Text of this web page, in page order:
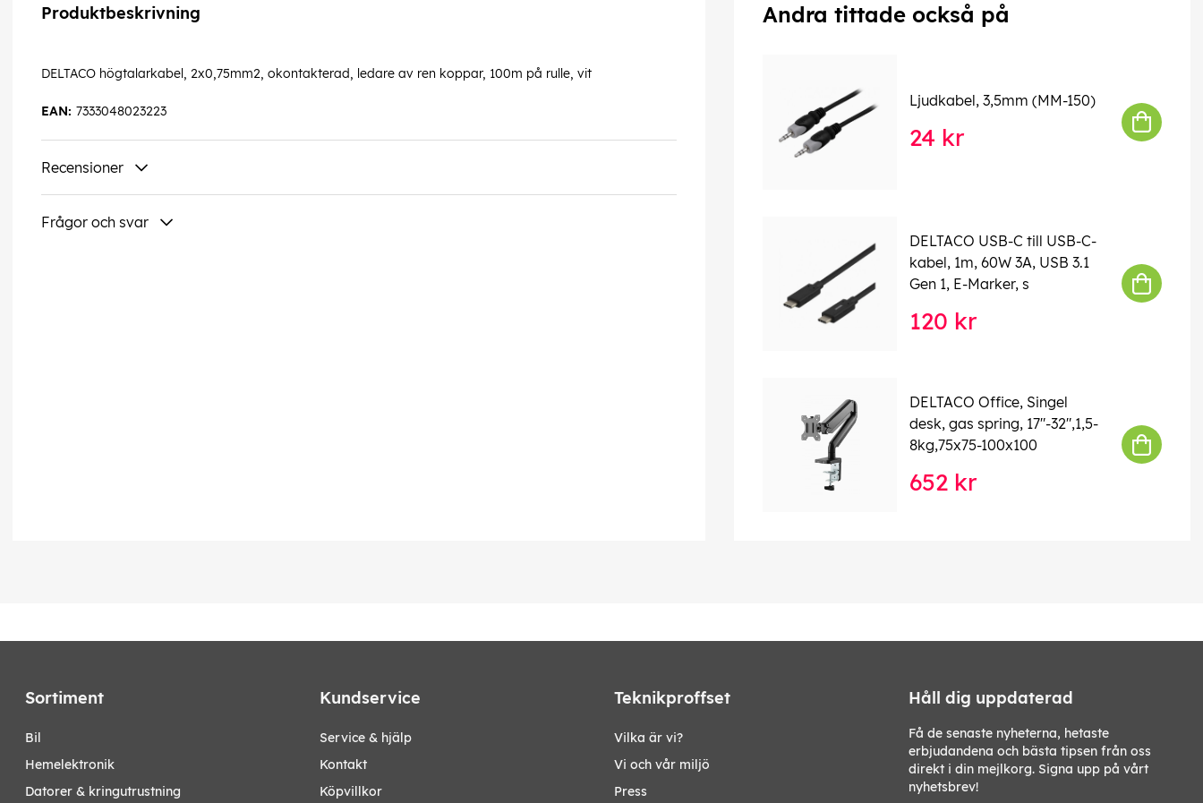
Produktbeskrivning
DELTACO högtalarkabel, 2x0,75mm2, okontakterad, ledare av ren koppar, 100m på rulle, vit
7333048023223
EAN:
Recensioner
Frågor och svar
Andra tittade också på
Ljudkabel, 3,5mm (MM-150)
24 kr
DELTACO USB-C till USB-C-
kabel, 1m, 60W 3A, USB 3.1
Gen 1, E-Marker, s
120 kr
DELTACO Office, Singel
desk, gas spring, 17"-32",1,5-
8kg,75x75-100x100
652 kr
Sortiment
bil
hemelektronik
datorer & kringutrustning
Kundservice
Service & hjälp
Kontakt
Köpvillkor
Teknikproffset
Vilka är vi?
Vi och vår miljö
Press
Håll dig uppdaterad
Få de senaste nyheterna, hetaste
erbjudandena och bästa tipsen från oss
direkt i din mejlkorg. Signa upp på vårt
nyhetsbrev!